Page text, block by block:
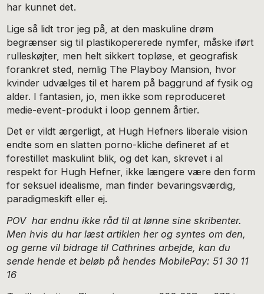
har kunnet det.
Lige så lidt tror jeg på, at den maskuline drøm
begrænser sig til plastikopererede nymfer, måske iført
rulleskøjter, men helt sikkert topløse, et geografisk
forankret sted, nemlig The Playboy Mansion, hvor
kvinder udvælges til et harem på baggrund af fysik og
alder. I fantasien, jo, men ikke som reproduceret
medie-event-produkt i loop gennem årtier.
Det er vildt ærgerligt, at Hugh Hefners liberale vision
endte som en slatten porno-kliche defineret af et
forestillet maskulint blik, og det kan, skrevet i al
respekt for Hugh Hefner, ikke længere være den form
for seksuel idealisme, man finder bevaringsværdig,
paradigmeskift eller ej.
POV har endnu ikke råd til at lønne sine skribenter.
Men hvis du har læst artiklen her og syntes om den,
og gerne vil bidrage til Cathrines arbejde, kan du
sende hende et beløb på hendes MobilePay: 51 30 11
16